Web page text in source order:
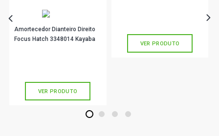
Amortecedor Dianteiro Direito
Focus Hatch 3348014 Kayaba
VER PRODUTO
VER PRODUTO
1 2 3 4